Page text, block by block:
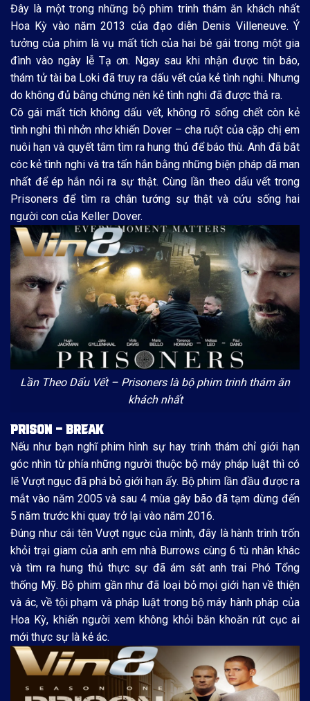
Đây là một trong những bộ phim trinh thám ăn khách nhất
Hoa Kỳ vào năm 2013 của đạo diễn Denis Villeneuve. Ý
tưởng của phim là vụ mất tích của hai bé gái trong một gia
đình vào ngày lễ Tạ ơn. Ngay sau khi nhận được tin báo,
thám tử tài ba Loki đã truy ra dấu vết của kẻ tình nghi. Nhưng
do không đủ bằng chứng nên kẻ tình nghi đã được thả ra.
Cô gái mất tích không dấu vết, không rõ sống chết còn kẻ
tình nghi thì nhởn nhơ khiến Dover – cha ruột của cặp chị em
nuôi hạn và quyết tâm tìm ra hung thủ để báo thù. Anh đã bắt
cóc kẻ tình nghi và tra tấn hắn bằng những biện pháp dã man
nhất để ép hắn nói ra sự thật. Cùng lần theo dấu vết trong
Prisoners để tìm ra chân tướng sự thật và cứu sống hai
người con của Keller Dover.
Lần Theo Dấu Vết – Prisoners là bộ phim trinh thám ăn
khách nhất
PRISON – BREAK
Nếu như bạn nghĩ phim hình sự hay trinh thám chỉ giới hạn
góc nhìn từ phía những người thuộc bộ máy pháp luật thì có
lẽ Vượt ngục đã phá bỏ giới hạn ấy. Bộ phim lần đầu được ra
mắt vào năm 2005 và sau 4 mùa gây bão đã tạm dừng đến
5 năm trước khi quay trở lại vào năm 2016.
Đúng như cái tên Vượt ngục của mình, đây là hành trình trốn
khỏi trại giam của anh em nhà Burrows cùng 6 tù nhân khác
và tìm ra hung thủ thực sự đã ám sát anh trai Phó Tổng
thống Mỹ. Bộ phim gần như đã loại bỏ mọi giới hạn về thiện
và ác, về tội phạm và pháp luật trong bộ máy hành pháp của
Hoa Kỳ, khiến người xem không khỏi băn khoăn rút cục ai
mới thực sự là kẻ ác.